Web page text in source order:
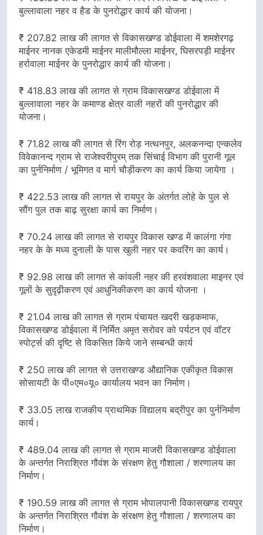
बुल्लावाला नहर व हैड के पुनरोद्धार कार्य की योजना।
₹ 207.82 लाख की लागत से विकासखण्ड डोईवाला में शमशेरगढ़
माईनर नानक एकेडमी माईनर मालीमौल्ला माईनर, घिसरपड़ी माईनर
हर्रावाला माईनर के पुनरोद्धार कार्य की योजना।
₹ 418.83 लाख की लागत से ग्राम विकासखण्ड डोईवाला में
बुल्लावाला नहर के कमाण्ड क्षेत्र वाली नहरों की पुनरोद्धार की
योजना।
₹ 71.82 लाख की लागत से रिंग रोड़ नत्थनपुर, अलकनन्दा एन्कलेव
विवेकानन्द ग्राम से राजेश्वरीपुरम् तक सिंचाई विभाग की पुरानी गूल
का पुर्ननिर्माण / भूमिगत व मार्ग चौड़ीकरण का कार्य किया जायेगा ।
₹ 422.53 लाख की लागत से रायपुर के अंतर्गत लोहे के पुल से
सौंग पुल तक बाढ़ सुरक्षा कार्य का निर्माण।
₹ 70.24 लाख की लागत से रायपुर विकास खण्ड में कालंगा गंगा
नहर के के मध्य दुनाली के पास खुली नहर पर कवरिंग का कार्य।
₹ 92.98 लाख की लागत से कांवली नहर की हरवंशवाला माइनर एवं
गूलों के सुदृढ़ीकरण एवं आधुनिकीकरण का कार्य योजना ।
₹ 21.04 लाख की लागत से ग्राम पंचायत खदरी खड़कमाफ,
विकासखण्ड डोईवाला में निर्मित अमृत सरोवर को पर्यटन एवं वॉटर
स्पोर्ट्स की दृष्टि से विकसित किये जाने सम्बन्धी कार्य
₹ 250 लाख की लागत से उत्तराखण्ड औद्यानिक एकीकृत विकास
सोसायटी के पी०एम०यू० कार्यालय भवन का निर्माण।
₹ 33.05 लाख राजकीय प्राथमिक विद्यालय बद्रीपुर का पुर्ननिर्माण
कार्य।
₹ 489.04 लाख की लागत से ग्राम माजरी विकासखण्ड डोईवाला
के अन्तर्गत निराश्रित गौवंश के संरक्षण हेतु गौशाला / शरणालय का
निर्माण।
₹ 190.59 लाख की लागत से ग्राम भोपालपानी विकासखण्ड रायपुर
के अन्तर्गत निराश्रित गौवंश के संरक्षण हेतु गौशाला / शरणालय का
निर्माण।